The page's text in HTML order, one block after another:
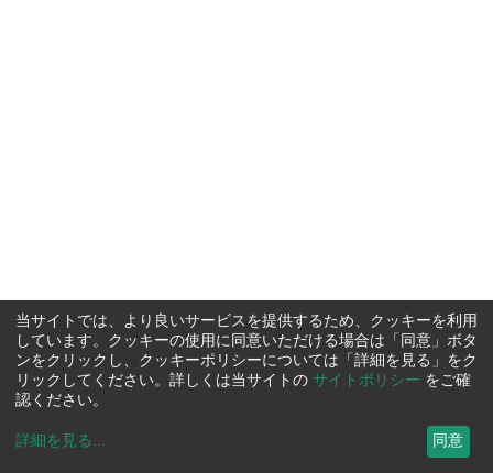
当サイトでは、より良いサービスを提供するため、クッキーを利用
しています。クッキーの使用に同意いただける場合は「同意」ボタ
ンをクリックし、クッキーポリシーについては「詳細を見る」をク
リックしてください。詳しくは当サイトの サイトポリシー をご確
認ください。
詳細を見る ... 同意